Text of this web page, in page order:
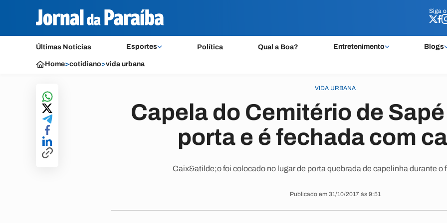
Siga o
Últimas Notícias Esportes Política Qual a Boa? Entretenimento Blogs
Siga o
Home>cotidiano>vida urbana
VIDA URBANA
Capela do Cemitério de
porta e é fechada com
Caix&atilde;o foi colocado no lugar de porta quebrada de capelinha durante o
Publicado em 31/10/2017 às 9:51